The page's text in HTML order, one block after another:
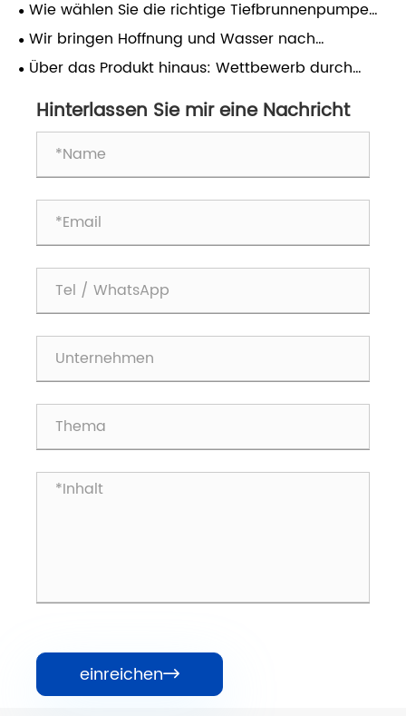
Wie wählen Sie die richtige Tiefbrunnenpumpe
für Ihren Betrieb aus?
Wir bringen Hoffnung und Wasser nach
Südostasien
Über das Produkt hinaus: Wettbewerb durch
Hinterlassen Sie mir eine Nachricht
einreichen